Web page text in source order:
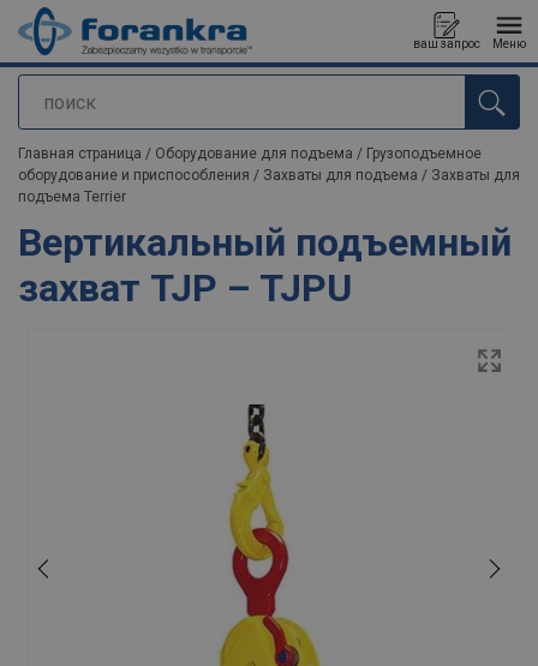
поиск
ваш запрос Меню
Продукт добавлен в ваш запрос
Главная страница / Оборудование для подъема / Грузоподъемное
оборудование и приспособления / Захваты для подъема / Захваты для
подъема Terrier
Вертикальный подъемный
захват TJP – TJPU